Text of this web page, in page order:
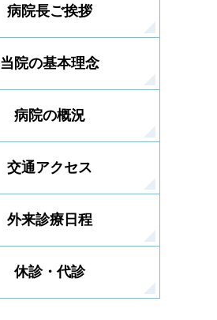
病院長ご挨拶
当院の基本理念
病院の概況
交通アクセス
外来診療日程
休診・代診